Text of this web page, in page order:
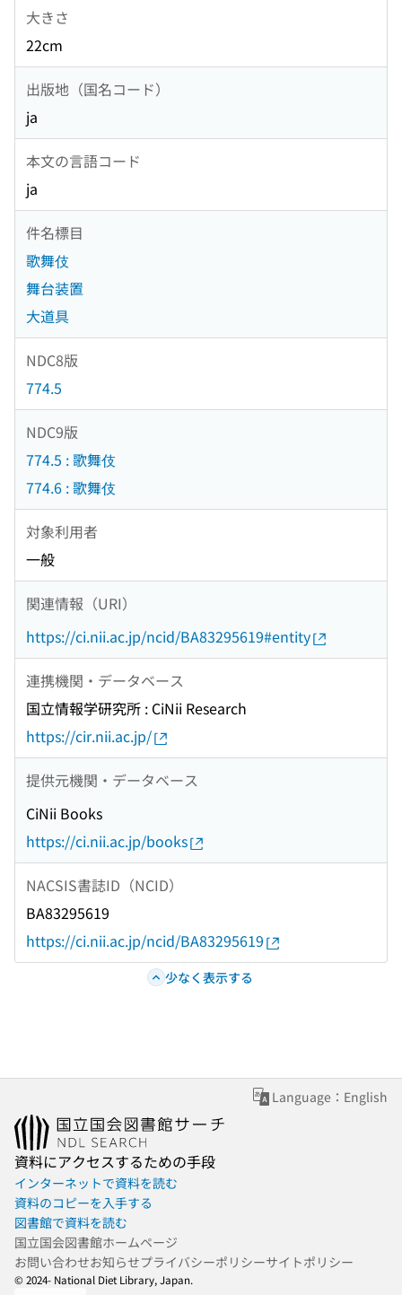
大きさ
22cm
出版地（国名コード）
ja
本文の言語コード
ja
件名標目
歌舞伎
舞台装置
大道具
NDC8版
774.5
NDC9版
774.5 : 歌舞伎
774.6 : 歌舞伎
対象利用者
一般
関連情報（URI）
https://ci.nii.ac.jp/ncid/BA83295619#entity
連携機関・データベース
国立情報学研究所 : CiNii Research
https://cir.nii.ac.jp/
提供元機関・データベース
CiNii Books
https://ci.nii.ac.jp/books
NACSIS書誌ID（NCID）
BA83295619
https://ci.nii.ac.jp/ncid/BA83295619
少なく表示する
Language：English
資料にアクセスするための手段
インターネットで資料を読む
資料のコピーを入手する
図書館で資料を読む
国立国会図書館ホームページ
お問い合わせお知らせプライバシーポリシーサイトポリシー
© 2024- National Diet Library, Japan.